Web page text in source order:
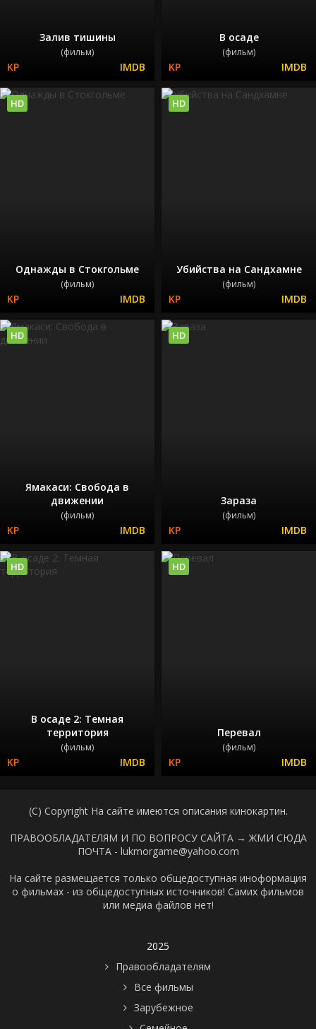
Залив тишины
(фильм)
В осаде
(фильм)
Однажды в Стокгольме
(фильм)
HD
Убийства на Сандхамне
(фильм)
HD
Ямакаси: Свобода в
движении
(фильм)
HD
Зараза
(фильм)
HD
В осаде 2: Темная
территория
(фильм)
HD
Перевал
(фильм)
HD
(C) Copyright На сайте имеются описания кинокартин.
ПРАВООБЛАДАТЕЛЯМ И ПО ВОПРОСУ САЙТА → ЖМИ СЮДА
ПОЧТА - lukmorgame@yahoo.com
На сайте размещается только общедоступная иноформация
о фильмах - из общедоступных источников! Самих фильмов
или медиа файлов нет!
2025
Правообладателям
Все фильмы
Зарубежное